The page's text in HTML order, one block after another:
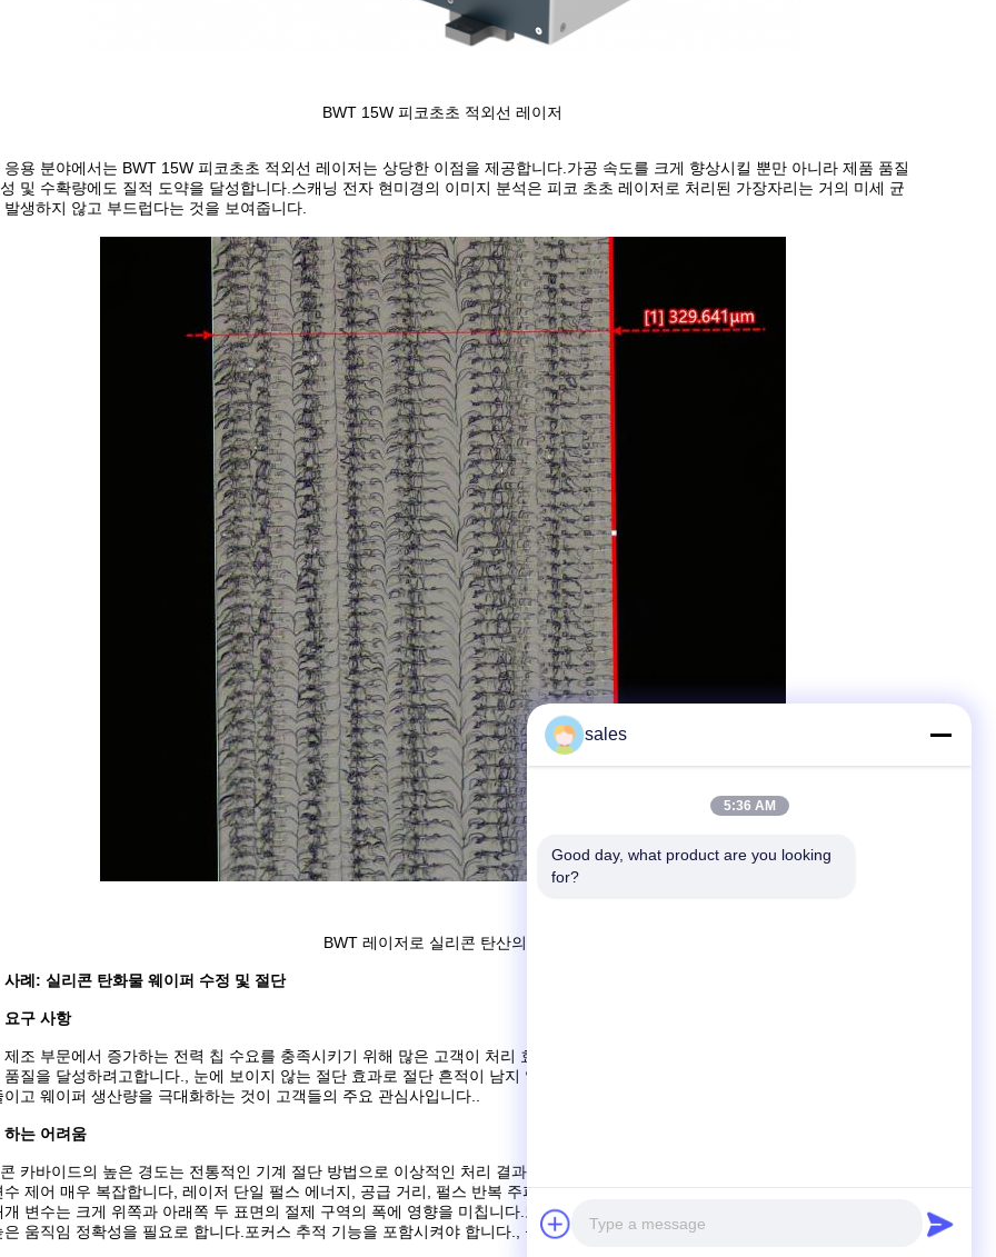
BWT 15W 피코초초 적외선 레이저
응용 분야에서는 BWT 15W 피코초초 적외선 레이저는 상당한 이점을 제공합니다.가공 속도를 크게 향상시킬 뿐만 아니라 제품 품질
및 수확량에도 질적 도약을 달성합니다.스캐닝 전자 현미경의 이미지 분석은 피코 초초 레이저로 처리된 가장자리는 거의 미세 균
발생하지 않고 부드럽다는 것을 보여줍니다.
BWT 레이저로 실리콘 탄산의 가공
사례: 실리콘 탄화물 웨이퍼 수정 및 절단
요구 사항
제조 부문에서 증가하는 전력 칩 수요를 충족시키기 위해 많은 고객이 처리 효율과 생산량을 향상시키고 싶어합니다.그들은 예외적인
품질을 달성하려고합니다., 눈에 보이지 않는 절단 효과로 절단 흔적이 남지 않고 우수한 직렬성, 최소한의 가장자리 조각.재료 손실
이고 웨이퍼 생산량을 극대화하는 것이 고객들의 주요 관심사입니다..
하는 어려움
카바이드의 높은 경도는 전통적인 기계 절단 방법으로 이상적인 처리 결과를 얻는 것을 어렵게 만듭니다.레이저 절단 과정에서 매
수 제어 매우 복잡합니다, 레이저 단일 펄스 에너지, 공급 거리, 펄스 반복 주파수, 펄스 너비 및 스캔 속도와 같은 요소를 포함합니다.
개 변수는 크게 위쪽과 아래쪽 두 표면의 절제 구역의 폭에 영향을 미칩니다.또한, 높은 굴절 지수 때문에, 실리콘 카바이드, 초점 위치
은 움직임 정확성을 필요로 합니다.포커스 추적 기능을 포함시켜야 합니다., 실시간 모니터링과 초점 변동에 대한 보상과 함께
sales
5:36 AM
Good day, what product are you looking
for?